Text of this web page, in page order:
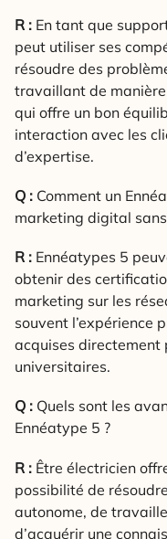
R : En tant que
peut utiliser ses
résoudre des
travaillant de manière
qui offre un bon
interaction avec les
d’expertise.
Q : Comment un
marketing digital
R : Ennéatypes 5
obtenir des
marketing sur les
souvent l’expérience
acquises directement
universitaires.
Q : Quels sont les
Ennéatype 5 ?
R : Être électricien
possibilité de
autonome, de
d’acquérir une